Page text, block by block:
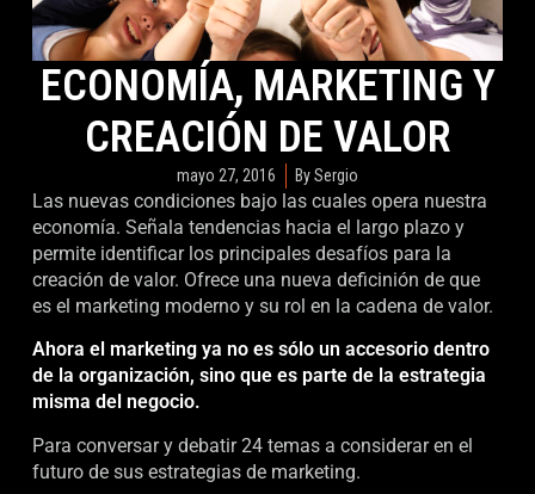
ECONOMÍA, MARKETING Y
CREACIÓN DE VALOR
mayo 27, 2016 BySergio
Las nuevas condiciones bajo las cuales opera nuestra
economía. Señala tendencias hacia el largo plazo y
permite identificar los principales desafíos para la
creación de valor. Ofrece una nueva deficinión de que
es el marketing moderno y su rol en la cadena de valor.
Ahora el marketing ya no es sólo un accesorio dentro
de la organización, sino que es parte de la estrategia
misma del negocio.
Para conversar y debatir 24 temas a considerar en el
futuro de sus estrategias de marketing.